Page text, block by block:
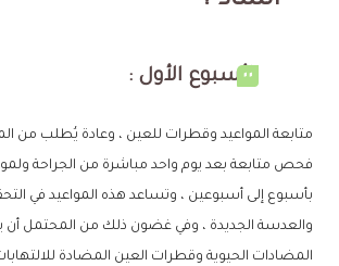
الأسبوع الأول :
متابعة المواعيد وقطرات للعين ، وعادة يُطلب من
فحص متابعة بعد يوم واحد مباشرة من الجراحة
بأسبوع إلى أسبوعين ، وتساعد هذه المواعيد في
والعدسة الجديدة ، وفي غضون ذلك من المحتمل
المضادات الحيوية وقطرات العين المضادة